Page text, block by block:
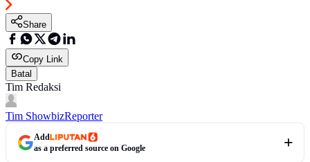
Share
Copy Link
Batal
Tim Redaksi
Tim ShowbizReporter
Add
as a preferred source on Google